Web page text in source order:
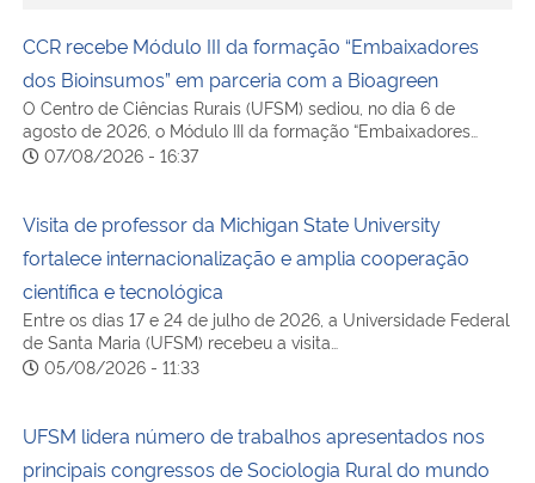
Ministério da Saúde
Ministério de Minas e Energia
Ministério do Turismo
Controladoria-Geral da União
CCR recebe Módulo III da formação “Embaixadores
dos Bioinsumos” em parceria com a Bioagreen
O Centro de Ciências Rurais (UFSM) sediou, no dia 6 de
agosto de 2026, o Módulo III da formação “Embaixadores…
07/08/2026 - 16:37
Visita de professor da Michigan State University
fortalece internacionalização e amplia cooperação
científica e tecnológica
Entre os dias 17 e 24 de julho de 2026, a Universidade Federal
de Santa Maria (UFSM) recebeu a visita…
05/08/2026 - 11:33
UFSM lidera número de trabalhos apresentados nos
principais congressos de Sociologia Rural do mundo